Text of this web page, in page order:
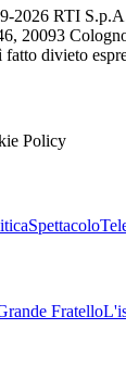
2026 RTI
20093
divieto
Policy
Spettacolo
Fratello